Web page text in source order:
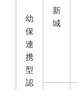
幼
保
連
携
型
認
新
城